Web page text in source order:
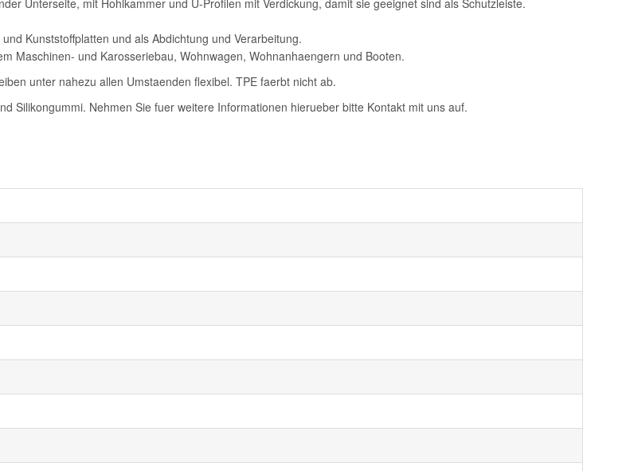
Unterseite, mit Hohlkammer und U-Profilen mit Verdickung, damit sie geeignet sind als Schutzleiste.
Kunststoffplatten und als Abdichtung und Verarbeitung.
Maschinen- und Karosseriebau, Wohnwagen, Wohnanhaengern und Booten.
unter nahezu allen Umstaenden flexibel. TPE faerbt nicht ab.
Silikongummi. Nehmen Sie fuer weitere Informationen hierueber bitte Kontakt mit uns auf.